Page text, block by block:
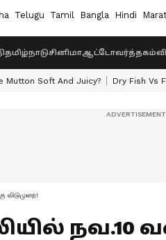
Telugu Tamil Bangla Hindi
தமிழ்நாடுசினிமாஆட்டோவர்த்தகம்
Mutton Soft And Juicy? Dry Fish Vs
விடுமுறை!
நவ.10